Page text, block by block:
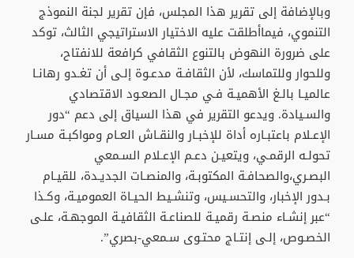
وبالإضافة إلى تقرير هذا المجلس، فإن تقرير لجنة النموذج
التنموي، فيماأطلقت عليه الاختيار الاستراتيجي الثالث، توكد
على ضرورة النهوض بالتنوع الثقافي كرافعة للانفتاح،
وللحوار وللتماسك، لأن الثقافـة مدعـوة إلـى أن تغـدو رهانـا
عالميـا بالـغ الأهميـة فـي مجـال الصعـود الاقتصادي
والسـيادة. ويدعو التقرير في هذا السياق إلى دعم “دور
الإعـلام باعتبـاره أداة للإخبـار والنقـاش العـام ومواكبـة مسـار
تحولـه الرقمـي، ويتعيـن دعـم الإعـلام السـمعي
البصـري،والصحافـة المكتوبـة، والمنصـات الجديـدة، للقيـام
بـدور الإخبار، والتحسـيس، وتنشـيط الحيـاة العموميـة، وكـذا
“عبر إنشـاء منصـة رقميـة للصناعـة الثقافيـة الموجهـة، علـى
الخصـوص، إلـى إنتـاج محتـوى سـمعي-بصري”.